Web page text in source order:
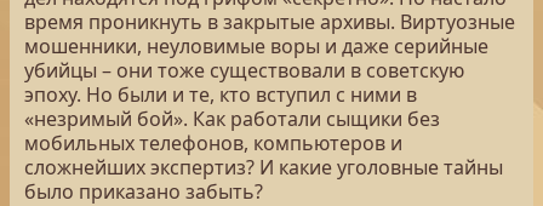
время проникнуть в закрытые архивы. Виртуозные
мошенники, неуловимые воры и даже серийные
убийцы – они тоже существовали в советскую
эпоху. Но были и те, кто вступил с ними в
«незримый бой». Как работали сыщики без
мобильных телефонов, компьютеров и
сложнейших экспертиз? И какие уголовные тайны
было приказано забыть?